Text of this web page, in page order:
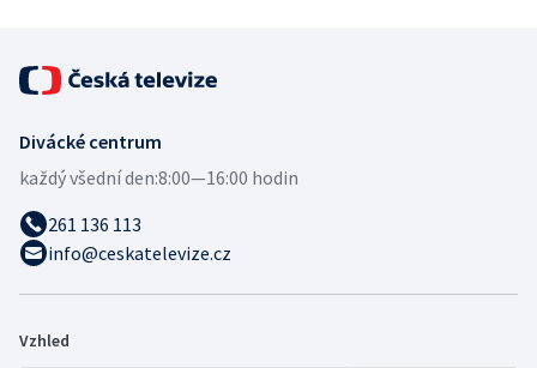
Divácké centrum
každý všední den:8:00—16:00 hodin
261 136 113
info@ceskatelevize.cz
Vzhled